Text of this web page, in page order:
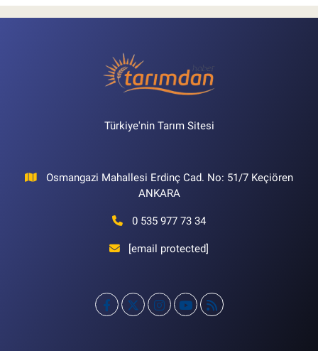
Türkiye'nin Tarım Sitesi
Osmangazi Mahallesi Erdinç Cad. No: 51/7 Keçiören
ANKARA
0 535 977 73 34
[email protected]